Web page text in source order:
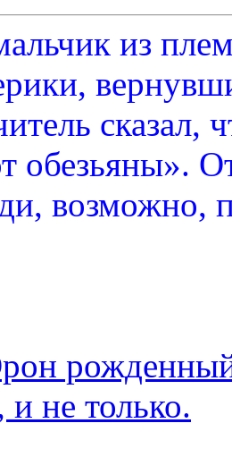
из
сказал,
обезьяны».
возможно,
не только.